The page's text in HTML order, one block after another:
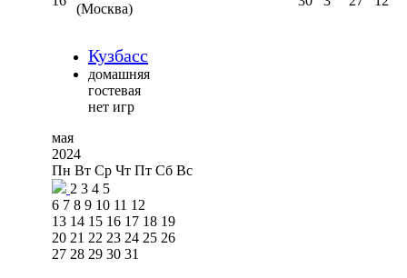
(Москва)
Кузбасс
домашняя
гостевая
нет игр
мая
2024
Пн Вт Ср Чт Пт Сб Вс
2 3 4 5
6 7 8 9 10 11 12
13 14 15 16 17 18 19
20 21 22 23 24 25 26
27 28 29 30 31